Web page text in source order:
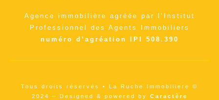
Agence immobilière agréée par l’Institut
Professionnel des Agents Immobiliers
numéro d’agréation IPI 508.390
Tous droits réservés • La Ruche Immobiliere ©
2024 – Designed & powered by Caractère